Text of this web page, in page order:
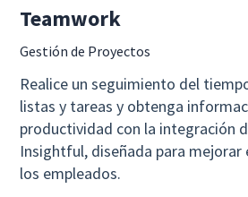
Teamwork
Gestión de Proyectos
Realice un seguimiento del
listas y tareas y obtenga
productividad con la integración
Insightful, diseñada para mejorar
los empleados.